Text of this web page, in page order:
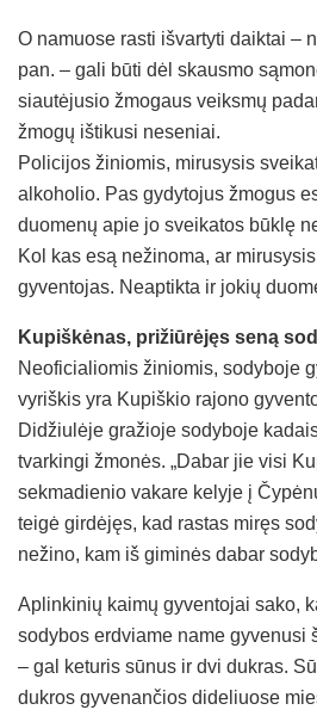
O namuose rasti išvartyti daiktai –
pan. – gali būti dėl skausmo
siautėjusio žmogaus veiksmų
žmogų ištikusi neseniai.
Policijos žiniomis, mirusysis
alkoholio. Pas gydytojus žmogus
duomenų apie jo sveikatos būklę
Kol kas esą nežinoma, ar
gyventojas. Neaptikta ir jokių
Kupiškėnas, prižiūrėjęs seną
Neoficialiomis žiniomis, sodyboje
vyriškis yra Kupiškio rajono
Didžiulėje gražioje sodyboje
tvarkingi žmonės. „Dabar jie visi
sekmadienio vakare kelyje į
teigė girdėjęs, kad rastas miręs
nežino, kam iš giminės dabar
Aplinkinių kaimų gyventojai sako,
sodybos erdviame name gyvenusi
– gal keturis sūnus ir dvi dukras.
dukros gyvenančios dideliuose